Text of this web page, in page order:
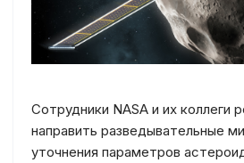
Сотрудники NASA и их коллеги
направить разведывательные
уточнения параметров